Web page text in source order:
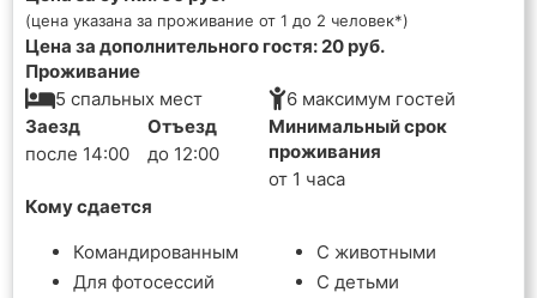
(цена указана за проживание от 1 до 2 человек*)
Цена за дополнительного гостя: 20 руб.
Проживание
5 спальных мест
6 максимум гостей
Заезд
после 14:00
Отъезд
до 12:00
Минимальный срок
проживания
от 1 часа
Кому сдается
Командированным
Для фотосессий
С животными
С детьми